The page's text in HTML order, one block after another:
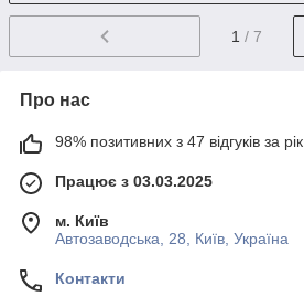
1 / 7
Про нас
98% позитивних з 47 відгуків за рік
Працює з 03.03.2025
м. Київ
Автозаводська, 28, Київ, Україна
Контакти